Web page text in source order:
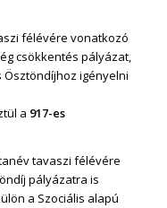
félévére vonatkozó
csökkentés pályázat,
Ösztöndíjhoz igényelni
a 917-es
tavaszi félévére
pályázatra is
a Szociális alapú